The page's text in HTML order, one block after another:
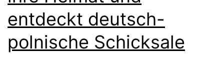
entdeckt deutsch-
polnische Schicksale